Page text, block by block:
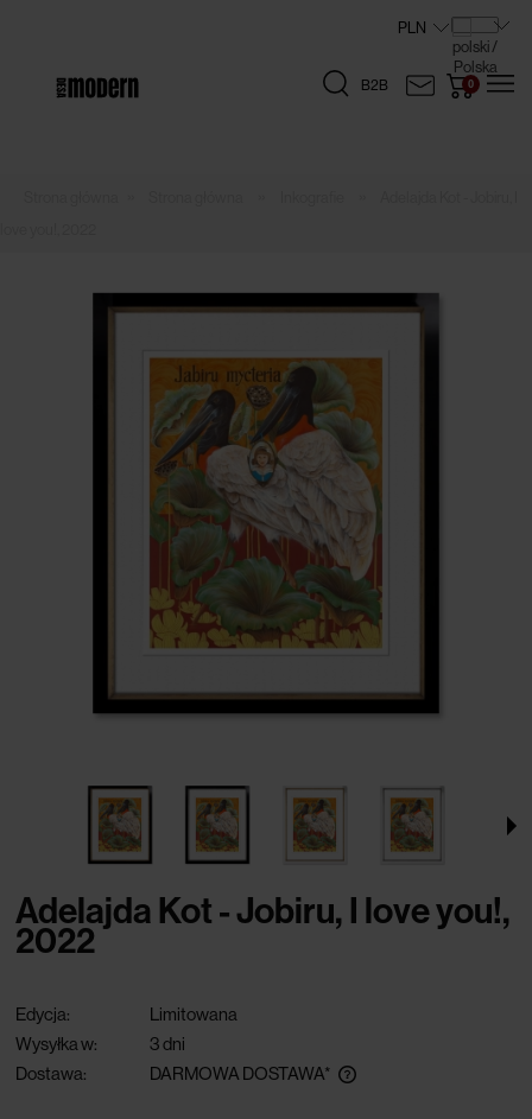
B2B
Adelajda Kot - Jobiru, I love you!,
2022
Edycja:
Limitowana
Wysyłka w:
3 dni
Dostawa:
DARMOWA DOSTAWA*